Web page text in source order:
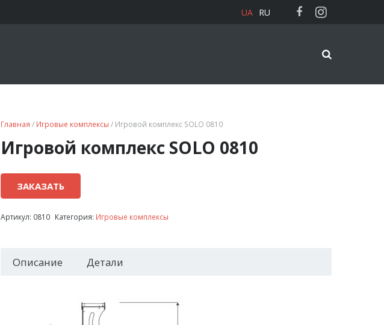
UA RU
Главная / Игровые комплексы / Игровой комплекс SOLO 0810
Игровой комплекс SOLO 0810
ЗАКАЗАТЬ
Артикул: 0810 Категория: Игровые комплексы
Описание Детали